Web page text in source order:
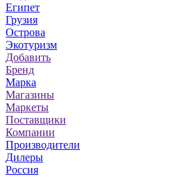
Египет
Грузия
Острова
Экотуризм
Добавить
Бренд
Марка
Магазины
Маркеты
Поставщики
Компании
Производители
Дилеры
Россия